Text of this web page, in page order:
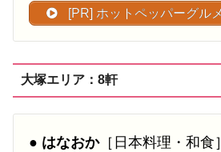
[PR] ホットペッパーグルメ
大塚エリア：8軒
● はなおか［日本料理・和食］